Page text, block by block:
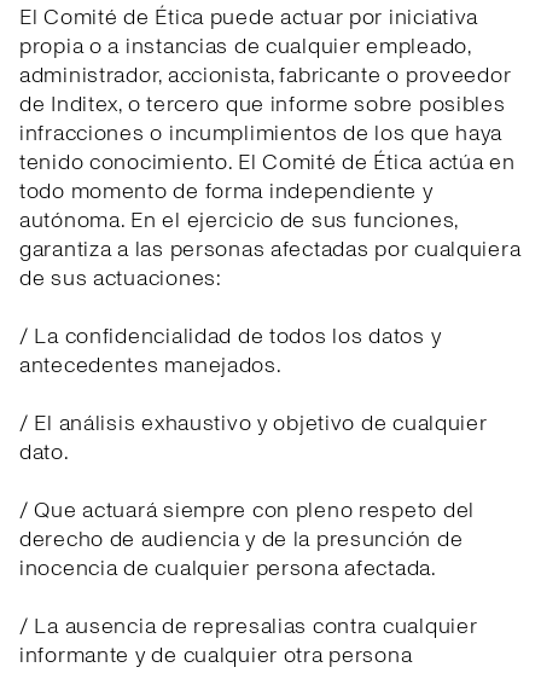
El Comité de Ética puede actuar por iniciativa
propia o a instancias de cualquier empleado,
administrador, accionista, fabricante o proveedor
de Inditex, o tercero que informe sobre posibles
infracciones o incumplimientos de los que haya
tenido conocimiento. El Comité de Ética actúa en
todo momento de forma independiente y
autónoma. En el ejercicio de sus funciones,
garantiza a las personas afectadas por cualquiera
de sus actuaciones:
/ La confidencialidad de todos los datos y
antecedentes manejados.
/ El análisis exhaustivo y objetivo de cualquier
dato.
/ Que actuará siempre con pleno respeto del
derecho de audiencia y de la presunción de
inocencia de cualquier persona afectada.
/ La ausencia de represalias contra cualquier
informante y de cualquier otra persona